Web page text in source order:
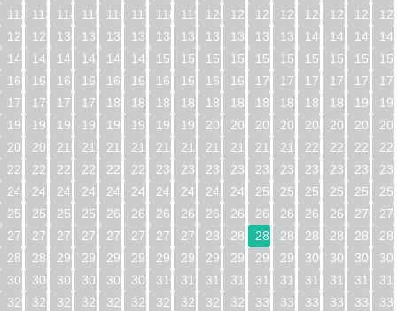
112
113 114 115 116 117 118 119 120 121 122 123 124 125 126
128
129 130 131 132 133 134 135 136 137 138 139 140 141 142
144
145 146 147 148 149 150 151 152 153 154 155 156 157 158
160
161 162 163 164 165 166 167 168 169 170 171 172 173 174
176
177 178 179 180 181 182 183 184 185 186 187 188 189 190
192
193 194 195 196 197 198 199 200 201 202 203 204 205 206
208
209 210 211 212 213 214 215 216 217 218 219 220 221 222
224
225 226 227 228 229 230 231 232 233 234 235 236 237 238
240
241 242 243 244 245 246 247 248 249 250 251 252 253 254
256
257 258 259 260 261 262 263 264 265 266 267 268 269 270
272
273 274 275 276 277 278 279 280 281 282 283 284 285 286
288
289 290 291 292 293 294 295 296 297 298 299 300 301 302
304
305 306 307 308 309 310 311 312 313 314 315 316 317 318
320
321 322 323 324 325 326 327 328 329 330 331 332 333 334